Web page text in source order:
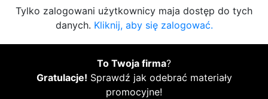
Tylko zalogowani użytkownicy maja dostęp do tych
danych. Kliknij, aby się zalogować.
To Twoja firma?
Gratulacje! Sprawdź jak odebrać materiały
promocyjne!